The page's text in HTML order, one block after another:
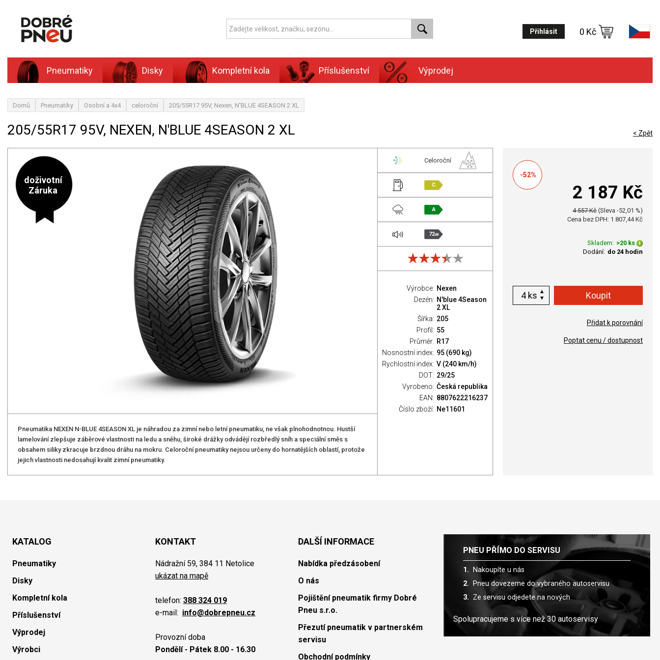
Přihlásit 0 Kč
Pneumatiky Disky Kompletní kola Příslušenství Výprodej
Domů Pneumatiky Osobní a 4x4 celoroční 205/55R17 95V, Nexen, N'BLUE 4SEASON 2 XL
205/55R17 95V, NEXEN, N'BLUE 4SEASON 2 XL < Zpět
doživotní
Záruka
Pneumatika NEXEN N-BLUE 4SEASON XL je náhradou za zimní nebo letní pneumatiku, ne však plnohodnotnou. Hustší
lamelování zlepšuje záběrové vlastnosti na ledu a sněhu, široké drážky odvádějí rozbředlý sníh a speciální směs s
obsahem siliky zkracuje brzdnou dráhu na mokru. Celoroční pneumatiky nejsou určeny do hornatějších oblastí, protože
jejich vlastnosti nedosahují kvalit zimní pneumatiky.
Celoroční
C
A
72dB
Výrobce: Nexen
Dezén: N'blue 4Season
2 XL
Šířka: 205
Profil: 55
Průměr: R17
Nosnostní index: 95 (690 kg)
Rychlostní index: V (240 km/h)
DOT: 29/25
Vyrobeno: Česká republika
EAN: 8807622216237
Číslo zboží: Ne11601
-52%
2 187 Kč
4 557 Kč (Sleva -52,01 %)
Cena bez DPH: 1 807,44 Kč
Skladem: >20 ks
Dodání: do 24 hodin
ks
Přidat k porovnání
Poptat cenu / dostupnost
KATALOG
Pneumatiky
Disky
Kompletní kola
Příslušenství
Výprodej
Výrobci
KONTAKT
Nádražní 59, 384 11 Netolice
ukázat na mapě
telefon: 388 324 019
e-mail: info@dobrepneu.cz
Provozní doba
Pondělí - Pátek 8.00 - 16.30
DALŠÍ INFORMACE
Nabídka předzásobení
O nás
Pojištění pneumatik firmy Dobré
Pneu s.r.o.
Přezutí pneumatik v partnerském
servisu
Obchodní podmínky
PNEU PŘÍMO DO SERVISU
Nakoupíte u nás
Pneu dovezeme do vybraného autoservisu
Ze servisu odjedete na nových
Spolupracujeme s více než 30 autoservisy